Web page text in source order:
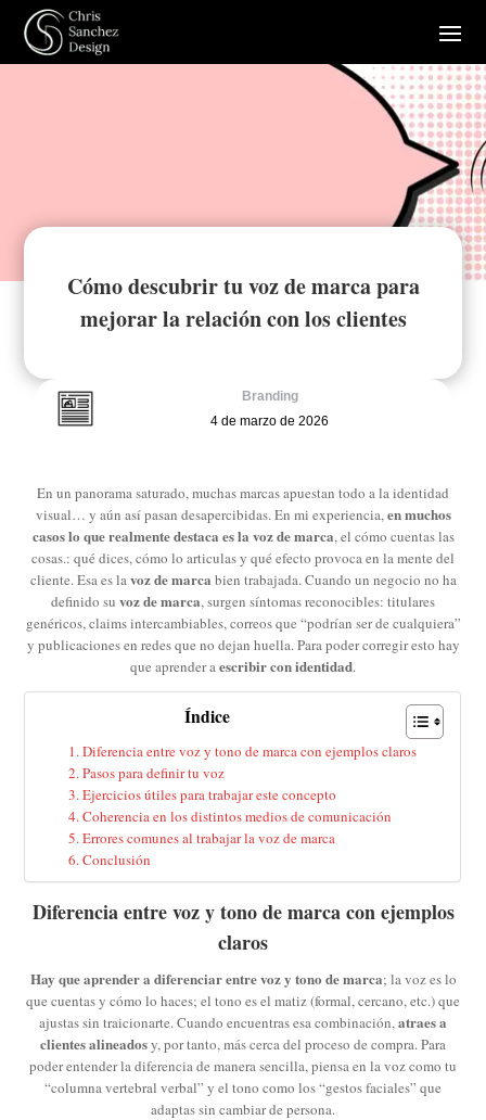
Cómo descubrir tu voz de marca para
mejorar la relación con los clientes
Branding
4 de marzo de 2026
En un panorama saturado, muchas marcas apuestan todo a la identidad
visual… y aún así pasan desapercibidas. En mi experiencia, en muchos
casos lo que realmente destaca es la voz de marca, el cómo cuentas las
cosas.: qué dices, cómo lo articulas y qué efecto provoca en la mente del
cliente. Esa es la voz de marca bien trabajada. Cuando un negocio no ha
definido su voz de marca, surgen síntomas reconocibles: titulares
genéricos, claims intercambiables, correos que “podrían ser de cualquiera”
y publicaciones en redes que no dejan huella. Para poder corregir esto hay
que aprender a escribir con identidad.
Índice
Diferencia entre voz y tono de marca con ejemplos claros
Pasos para definir tu voz
Ejercicios útiles para trabajar este concepto
Coherencia en los distintos medios de comunicación
Errores comunes al trabajar la voz de marca
Conclusión
Diferencia entre voz y tono de marcacon ejemplos
claros
Hay que aprender a diferenciar entre voz y tono de marca; la voz es lo
que cuentas y cómo lo haces; el tono es el matiz (formal, cercano, etc.) que
ajustas sin traicionarte. Cuando encuentras esa combinación, atraes a
clientes alineadosy, por tanto, más cerca del proceso de compra. Para
poder entender la diferencia de manera sencilla, piensa en la voz como tu
“columna vertebral verbal” y el tono como los “gestos faciales” que
adaptas sin cambiar de persona.